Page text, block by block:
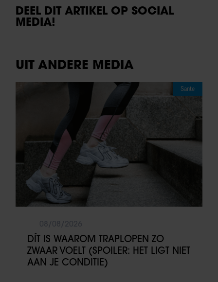
DEEL DIT ARTIKEL OP SOCIAL
MEDIA!
UIT ANDERE MEDIA
Sante
DÍT IS WAAROM TRAPLOPEN ZO
ZWAAR VOELT (SPOILER: HET LIGT NIET
AAN JE CONDITIE)